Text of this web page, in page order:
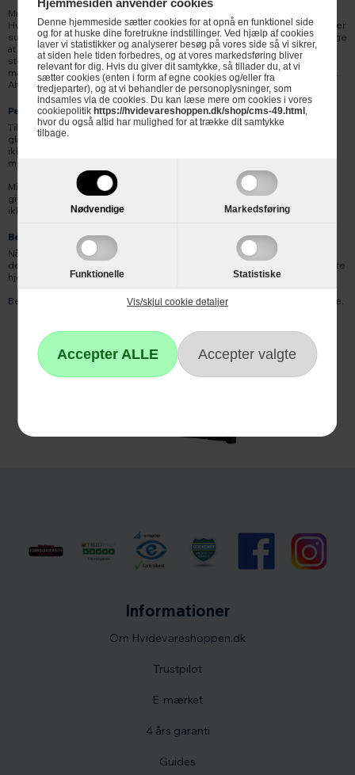
Hjemmesiden anvender cookies
Denne hjemmeside sætter cookies for at opnå en funktionel side
og for at huske dine foretrukne indstillinger. Ved hjælp af cookies
laver vi statistikker og analyserer besøg på vores side så vi sikrer,
at siden hele tiden forbedres, og at vores markedsføring bliver
relevant for dig. Hvis du giver dit samtykke, så tillader du, at vi
sætter cookies (enten i form af egne cookies og/eller fra
tredjeparter), og at vi behandler de personoplysninger, som
indsamles via de cookies. Du kan læse mere om cookies i vores
cookiepolitikhttps://hvidevareshoppen.dk/shop/cms-49.html
hvor du også altid har mulighed for at trække dit samtykke
tilbage.
Nødvendige Markedsføring
Funktionelle Statistiske
Vis/skjul cookie detaljer
Man kan også købe en mini ovn med kogeplader her hos
Hvidevareshoppen. Vi har flere forskellige mærker og størrelser. Den er
super plads besparende og anvendes tit på bordpladen. Den er nem lige
at have til at stå som supplement ved køkkenrenoveringer og andre
steder hvor pladsen er lille. Bordkomfur ( ovn med kogeplader ) har
mange af de helt almindelige funktioner som der bruges i dagligdagen.
Alt fra grill til top og bund varme.
Perfekt til sommerhus og campingvogn
Til sommerhuset, kolonihavehuset og campingvognen kan du få stor
glæde af den lille ovn. Hvis det kniber med pladsen, eller hvis behovet
ikke retfærdiggør en stor og dyr ovn, kan du drage fordel af den lille
miniovn, som kan købes til en langt lavere pris.
Miniovnene findes i størrelser fra ca. 19 liter og op til knapt 30 liter. Det
giver god mulighed for at finde en miniovn, der passer til dig, og som
ikke fylder for meget i køkkenet.
Bestil din miniovn online hos Hvidevareshoppen.dk
Når du har besluttet dig for en miniovn, kan du
bestille den online
det samme. Du sparer turen til butikken, og vi leverer din nye ovn direkte
hjem til dig.
Bestil nu, og få stor glæde af den lille miniovn allerede inden for få dage.
Informationer
Om Hvidevareshoppen.dk
Trustpilot
E-mærket
4 års garanti
Guides